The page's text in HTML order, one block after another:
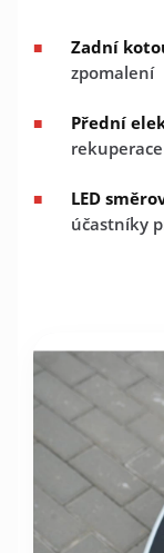
Zadní
zpomalení
Přední
rekuperace
LED
účastníky